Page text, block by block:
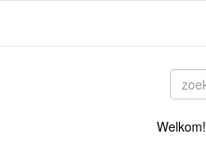
Welkom!